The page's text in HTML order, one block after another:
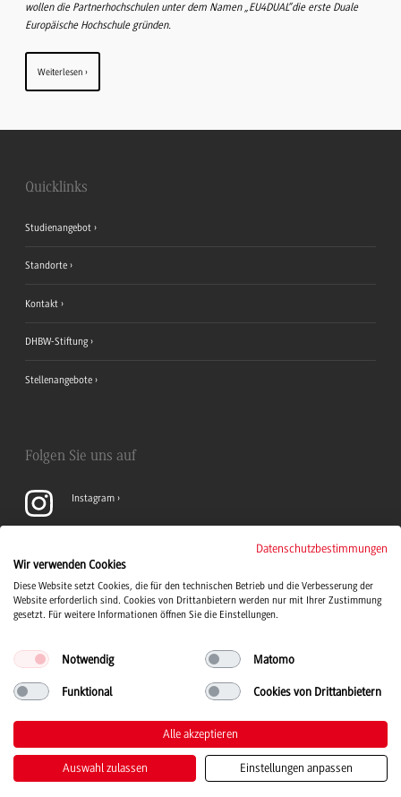
wollen die Partnerhochschulen unter dem Namen „EU4DUAL“die erste Duale
Europäische Hochschule gründen.
Weiterlesen
Quicklinks
Studienangebot
Standorte
Kontakt
DHBW-Stiftung
Stellenangebote
Folgen Sie uns auf
Instagram
LinkedIn
© 2026 Duale Hochschule Baden-Württemberg
Impressum Datenschutz Barrierefreiheit Leichte Sprache
Datenschutzbestimmungen
Wir verwenden Cookies
Diese Website setzt Cookies, die für den technischen Betrieb und die Verbesserung der
Website erforderlich sind. Cookies von Drittanbietern werden nur mit Ihrer Zustimmung
gesetzt. Für weitere Informationen öffnen Sie die Einstellungen.
Notwendig Matomo
Funktional Cookies von Drittanbietern
Alle akzeptieren
Auswahl zulassen Einstellungen anpassen